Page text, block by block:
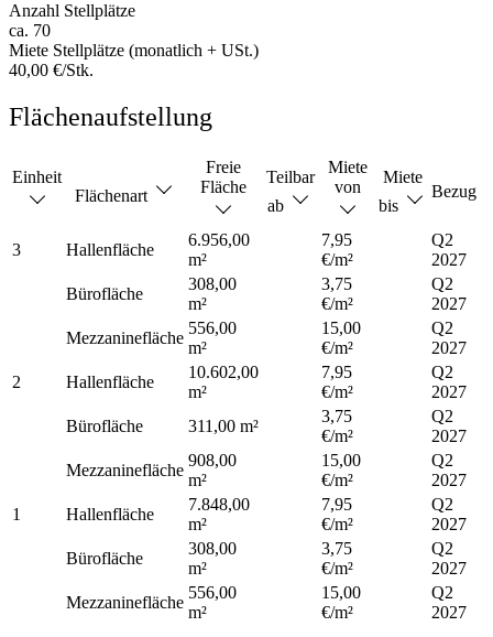
Anzahl Stellplätze
ca. 70
Miete Stellplätze (monatlich + USt.)
40,00 €/Stk.
Flächenaufstellung
Einheit
Flächenart
Freie
Fläche
Teilbar
ab
Miete
von
Miete
bis
Bezug
3 Hallenfläche
6.956,00
m²
7,95
€/m²
Q2
2027
Bürofläche
308,00
m²
3,75
€/m²
Q2
2027
Mezzaninefläche
556,00
m²
15,00
€/m²
Q2
2027
2
Hallenfläche
10.602,00
m²
7,95
€/m²
Q2
2027
Bürofläche
311,00 m²
3,75
€/m²
Q2
2027
Mezzaninefläche
908,00
m²
15,00
€/m²
Q2
2027
1
Hallenfläche
7.848,00
m²
7,95
€/m²
Q2
2027
Bürofläche
308,00
m²
3,75
€/m²
Q2
2027
Mezzaninefläche
556,00
m²
15,00
€/m²
Q2
2027